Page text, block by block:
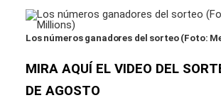
Los números ganadores del sorteo (Foto:
MIRA AQUÍ EL VIDEO DEL
DE AGOSTO